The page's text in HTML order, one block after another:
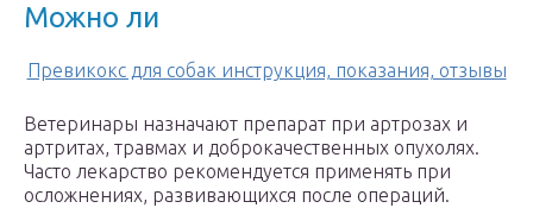
Можно ли
Превикокс для собак инструкция, показания, отзывы
Ветеринары назначают препарат при артрозах и
артритах, травмах и доброкачественных опухолях.
Часто лекарство рекомендуется применять при
осложнениях, развивающихся после операций.